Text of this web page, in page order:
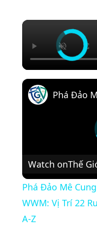
Watch onThế
Phá Đảo Mê
WWM: Vị Trí 22
A-Z